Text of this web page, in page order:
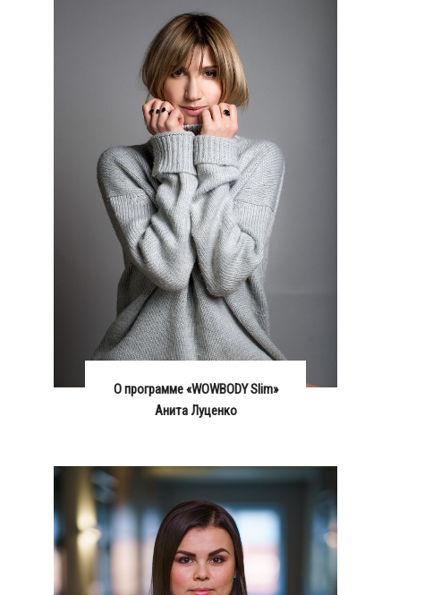
О программе «WOWBODY Slim»
Анита Луценко